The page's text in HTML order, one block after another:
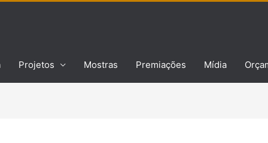
Projetos Mostras Premiações Mídia